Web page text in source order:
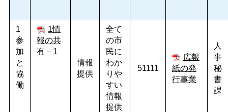
1
参
加
と
協
働
1情
報の共
有－1
情報
提供
全て
の市
民に
わか
りや
すい
情報
提供
51111
広報
紙の発
行事業
人
事
秘
書
課